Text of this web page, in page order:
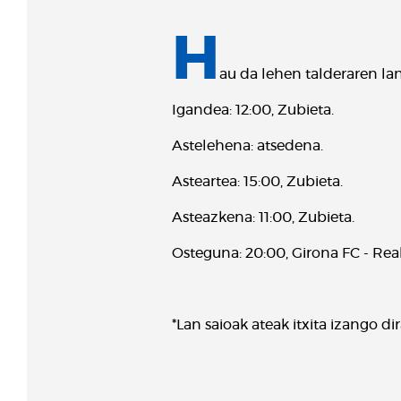
H au da lehen talderaren
Igandea: 12:00, Zubieta.
Astelehena: atsedena.
Asteartea: 15:00, Zubieta.
Asteazkena: 11:00, Zubieta.
Osteguna: 20:00, Girona FC -
*Lan saioak ateak itxita izango